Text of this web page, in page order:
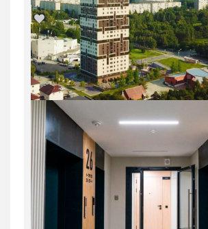
1-комн. квартира в ЖК
ВИЗе...
Россия, Свердловская
Екатеринбург
5 929 200 руб.